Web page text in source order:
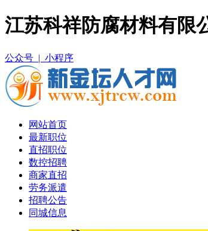
江苏科祥防腐材料有限
公众号 | 小程序
网站首页
最新职位
直招职位
数控招聘
商家直招
劳务派遣
招聘公告
同城信息